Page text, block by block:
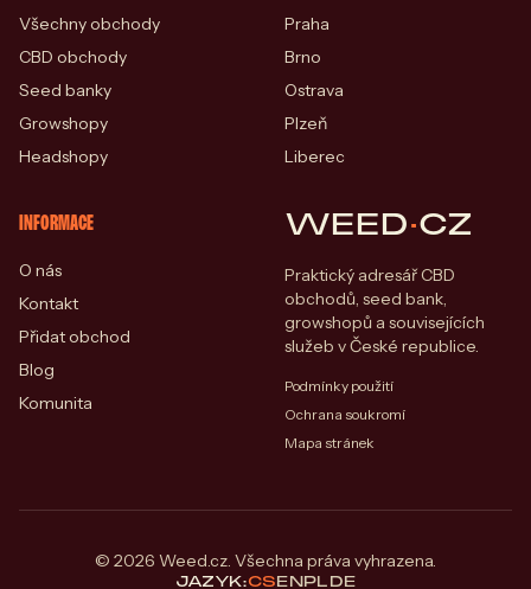
Všechny obchody
CBD obchody
Seed banky
Growshopy
Headshopy
Praha
Brno
Ostrava
Plzeň
Liberec
INFORMACE
O nás
Kontakt
Přidat obchod
Blog
Komunita
WEED·CZ
Praktický adresář CBD
obchodů, seed bank,
growshopů a souvisejících
služeb v České republice.
Podmínky použití
Ochrana soukromí
Mapa stránek
© 2026 Weed.cz. Všechna práva vyhrazena.
JAZYK:CSENPLDE